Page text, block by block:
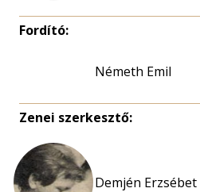
Fordító:
Németh Emil
Zenei szerkesztő:
Demjén Erzsébet